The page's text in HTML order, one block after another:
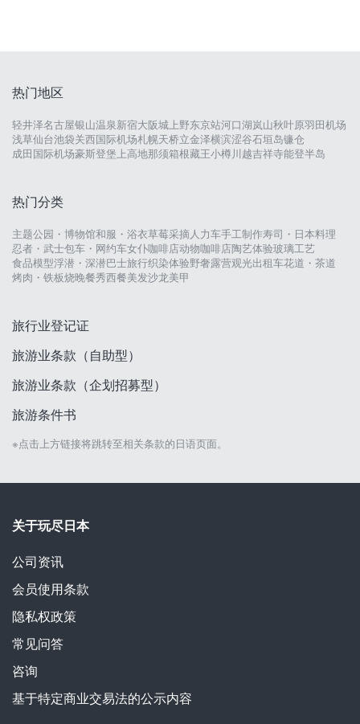
热门地区
轻井泽名古屋银山温泉新宿大阪城 上野东京站河口湖岚山秋叶原羽田机场
浅草仙台池袋关西国际机场札幌天桥立金泽横滨涩谷石垣岛镰仓
成田国际机场豪斯登堡 上高地那须箱根藏王小樽川越吉祥寺能登半岛
热门分类
主题公园・博物馆和服・浴衣草莓采摘人力车手工制作寿司・日本料理
忍者・武士包车・网约车女仆咖啡店动物咖啡店陶艺体验玻璃工艺
食品模型浮潜・深潜巴士旅行织染体验野奢露营观光出租车花道・茶道
烤肉・铁板烧晚餐秀西餐美发沙龙美甲
旅行业登记证
旅游业条款（自助型）
旅游业条款（企划招募型）
旅游条件书
※点击上方链接将跳转至相关条款的日语页面。
关于玩尽日本
公司资讯
会员使用条款
隐私权政策
常见问答
咨询
基于特定商业交易法的公示内容